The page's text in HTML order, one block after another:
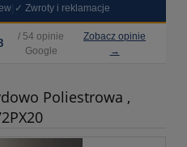
| ✓ Zwroty i reklamacje
/ 54 opinie
Google
Zobacz opinie
→
Poliestrowa ,